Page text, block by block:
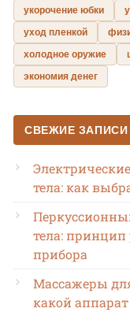
укорочение юбки
уход пленкой
холодное оружие
экономия денег
СВЕЖИЕ ЗАПИСИ
тела: как
тела:
прибора
Массажеры
какой